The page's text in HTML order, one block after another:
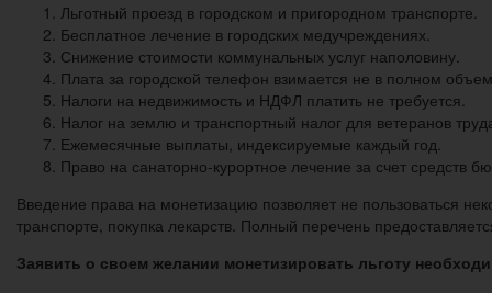
Льготный проезд в городском и пригородном транспорте.
Бесплатное лечение в городских медучреждениях.
Снижение стоимости коммунальных услуг наполовину.
Плата за городской телефон взимается не в полном
Налоги на недвижимость и НДФЛ платить не требуется.
Налог на землю и транспортный налог для ветеранов
Ежемесячные выплаты, индексируемые каждый год.
Право на санаторно-курортное лечение за счет средств
Введение права на монетизацию позволяет не пользоваться
транспорте, покупка лекарств. Полный перечень
Заявить о своем желании монетизировать льготу